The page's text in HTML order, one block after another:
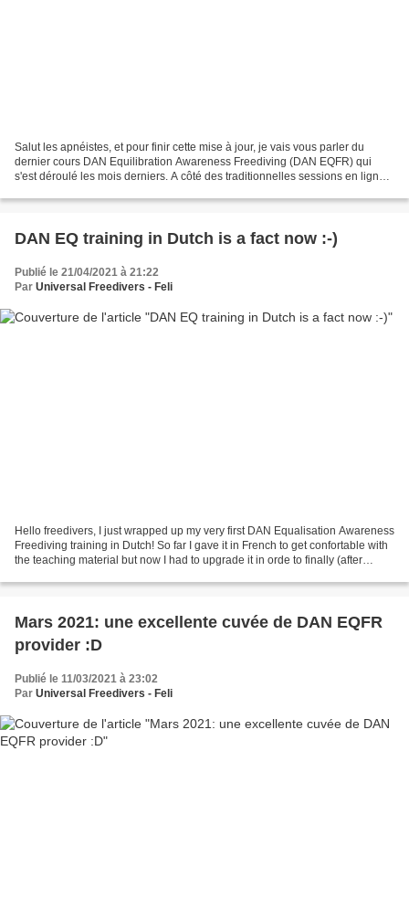
Salut les apnéistes, et pour finir cette mise à jour, je vais vous parler du
dernier cours DAN Equilibration Awareness Freediving (DAN EQFR) qui
s'est déroulé les mois derniers. A côté des traditionnelles sessions en ligne
DAN EQ training in Dutch is a fact now :-)
Publié le 21/04/2021 à 21:22
Par Universal Freedivers - Feli
Hello freedivers, I just wrapped up my very first DAN Equalisation Awareness
Freediving training in Dutch! So far I gave it in French to get confortable with
the teaching material but now I had to upgrade it in orde to finally (after
Mars 2021: une excellente cuvée de DAN EQFR
provider :D
Publié le 11/03/2021 à 23:02
Par Universal Freedivers - Feli